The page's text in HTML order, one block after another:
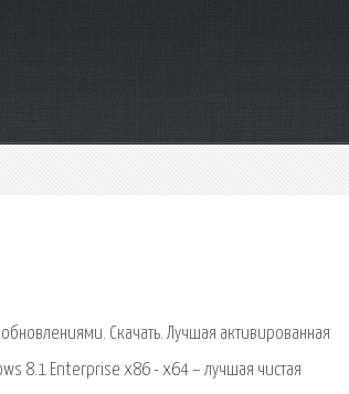
Скачать. Лучшая активированная
8.1 Enterprise x86 - x64 – лучшая чистая